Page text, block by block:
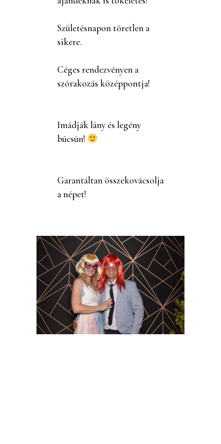
Születésnapon töretlen a
sikere.
Céges rendezvényen a
szórakozás középpontja!
Imádják lány és legény
búcsún!
Garantáltan összekovácsolja
a népet!